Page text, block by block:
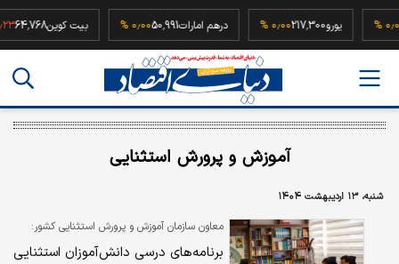
۰٫۰۰ % یورو217,300۰٫۰۰ % درهم امارات50,991۰٫۰۰ % بیت کوین
آموزش و پرورش استثنایی
شنبه، ۱۳ اردیبهشت ۱۴۰۴
معاون سازمان آموزش و پرورش استثنایی کشور:
برنامه‌های درسی دانش‌آموزان استثنایی